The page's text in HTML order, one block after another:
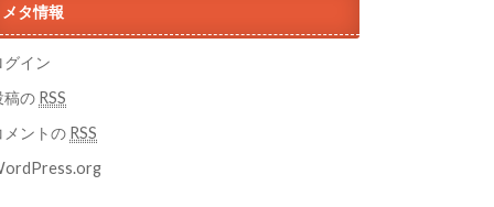
メタ情報
グイン
稿の RSS
メントの RSS